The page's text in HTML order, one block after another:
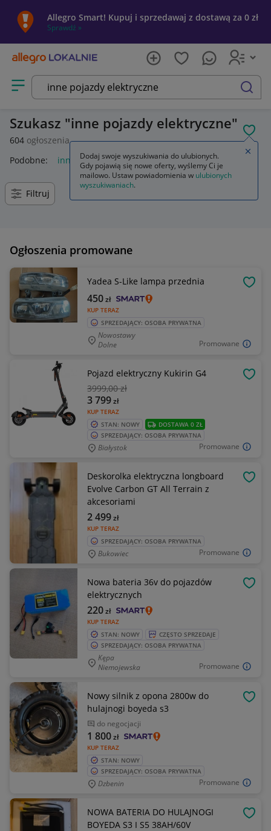
Allegro Smart! Kupuj i sprzedawaj z dostawą za 0 zł
Sprawdź »
Otwórz menu z kategoriami
szukaj
Szukasz inne pojazdy elektryczne
604 ogłoszenia
Podobne: inne pojazdy elektryczne
Filtruj
Ogłoszenia promowane
Promowane
Yadea S-Like lampa przednia
KUP TERAZ
450zł
SPRZEDAJĄCY: OSOBA PRYWATNA
Nowostawy
Dolne
Promowane
Pojazd elektryczny Kukirin G4
3999,00 zł
KUP TERAZ
3 799zł
STAN: NOWY
DOSTAWA 0 ZŁ
SPRZEDAJĄCY: OSOBA PRYWATNA
Białystok
Promowane
Deskorolka elektryczna longboard
Evolve Carbon GT All Terrain z
akcesoriami
KUP TERAZ
2 499zł
SPRZEDAJĄCY: OSOBA PRYWATNA
Bukowiec
Promowane
Nowa bateria 36v do pojazdów
elektrycznych
KUP TERAZ
220zł
STAN: NOWY
CZĘSTO SPRZEDAJE
SPRZEDAJĄCY: OSOBA PRYWATNA
Kępa
Niemojewska
Promowane
Nowy silnik z opona 2800w do
hulajnogi boyeda s3
do negocjacji
KUP TERAZ
1 800zł
STAN: NOWY
SPRZEDAJĄCY: OSOBA PRYWATNA
Dzbenin
NOWA BATERIA DO HULAJNOGI
BOYEDA S3 I S5 38AH/60V
Dodaj swoje wyszukiwania do ulubionych.
Gdy pojawią się nowe oferty, wyślemy Ci je
mailowo. Ustaw powiadomienia w ulubionych
wyszukiwaniach.